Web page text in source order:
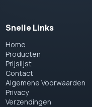
Snelle Links
Home
Producten
Prijslijst
Contact
Algemene Voorwaarden
Privacy
Verzendingen